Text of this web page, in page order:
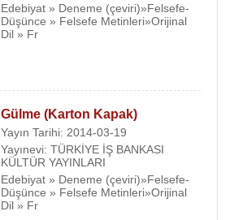
Edebiyat » Deneme (çeviri)»Felsefe-
Düşünce » Felsefe Metinleri»Orijinal
Dil » Fr
Gülme (Karton Kapak)
Yayın Tarihi: 2014-03-19
Yayınevi: TÜRKİYE İŞ BANKASI
KÜLTÜR YAYINLARI
Edebiyat » Deneme (çeviri)»Felsefe-
Düşünce » Felsefe Metinleri»Orijinal
Dil » Fr